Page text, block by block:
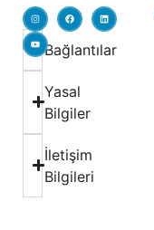
Bağlantılar
Yasal
Bilgiler
İletişim
Bilgileri